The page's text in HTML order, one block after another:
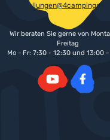
Wir beraten Sie gerne von
Freitag
Mo - Fr: 7:30 - 12:30 und 13:00 -